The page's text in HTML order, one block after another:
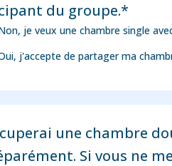
du groupe.*
je veux une chambre single
j'accepte de partager ma
une chambre
Si vous ne